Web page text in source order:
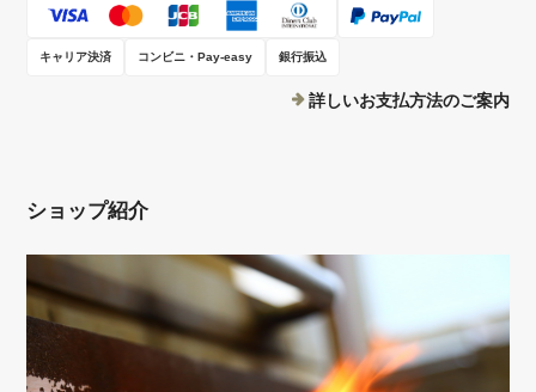
キャリア決済 コンビニ・Pay-easy 銀行振込
詳しいお支払方法のご案内
ショップ紹介